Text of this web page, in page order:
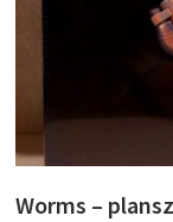
Worms –